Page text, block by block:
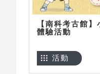
【南科考古館
體驗活動
活動